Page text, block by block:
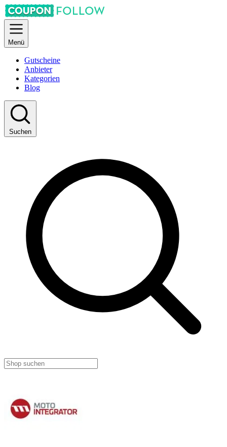
Menü
Gutscheine
Anbieter
Kategorien
Blog
Suchen